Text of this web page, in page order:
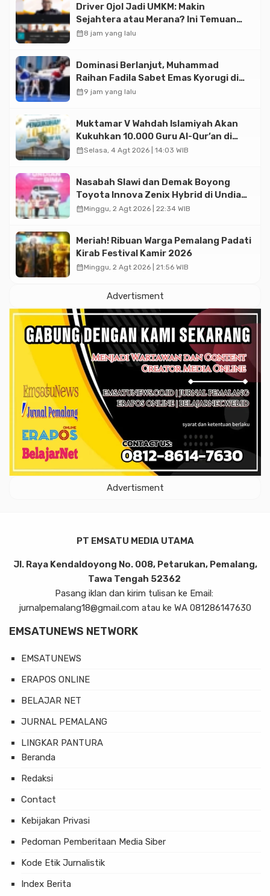
Driver Ojol Jadi UMKM: Makin
Sejahtera atau Merana? Ini Temuan
Diskusi Paramadina
calendar_month8 jam yang lalu
Dominasi Berlanjut, Muhammad
Raihan Fadila Sabet Emas Kyorugi di
Asian Taekwondo Indonesia Open
calendar_month9 jam yang lalu
Muktamar V Wahdah Islamiyah Akan
Kukuhkan 10.000 Guru Al-Qur’an di
Masjid Istiqlal
calendar_monthSelasa, 4 Agt 2026 | 14:03 WIB
Nasabah Slawi dan Demak Boyong
Toyota Innova Zenix Hybrid di Undian
Tabungan Bima Bank Jateng
calendar_monthMinggu, 2 Agt 2026 | 22:34 WIB
Meriah! Ribuan Warga Pemalang Padati
Kirab Festival Kamir 2026
calendar_monthMinggu, 2 Agt 2026 | 21:56 WIB
Advertisment
Advertisment
PT EMSATU MEDIA UTAMA
Jl. Raya Kendaldoyong No. 008, Petarukan, Pemalang,
Tawa Tengah 52362
Pasang iklan dan kirim tulisan ke Email:
jurnalpemalang18@gmail.com atau ke WA 081286147630
EMSATUNEWS NETWORK
EMSATUNEWS
ERAPOS ONLINE
BELAJAR NET
JURNAL PEMALANG
LINGKAR PANTURA
Beranda
Redaksi
Contact
Kebijakan Privasi
Pedoman Pemberitaan Media Siber
Kode Etik Jurnalistik
Index Berita